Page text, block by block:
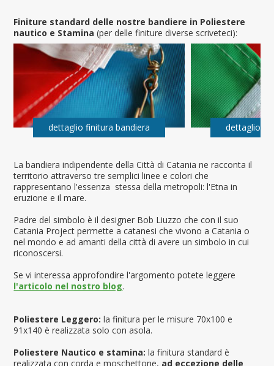
La bandiera indipendente della Città di Catania ne racconta il
territorio attraverso tre semplici linee e colori che
rappresentano l'essenza stessa della metropoli: l'Etna in
eruzione e il mare.
Padre del simbolo è il designer Bob Liuzzo che con il suo
Catania Project permette a catanesi che vivono a Catania o
nel mondo e ad amanti della città di avere un simbolo in cui
riconoscersi.
Se vi interessa approfondire l'argomento potete leggere
l'articolo nel nostro blog.
Poliestere Leggero: la finitura per le misure 70x100 e
91x140 è realizzata solo con asola.
Poliestere Nautico e stamina: la finitura standard è
realizzata con corda e moschettone, ad eccezione delle
Finiture standard delle nostre bandiere in Poliestere
nautico e Stamina(per delle finiture diverse scriveteci):
dettaglio finitura bandiera dettaglio